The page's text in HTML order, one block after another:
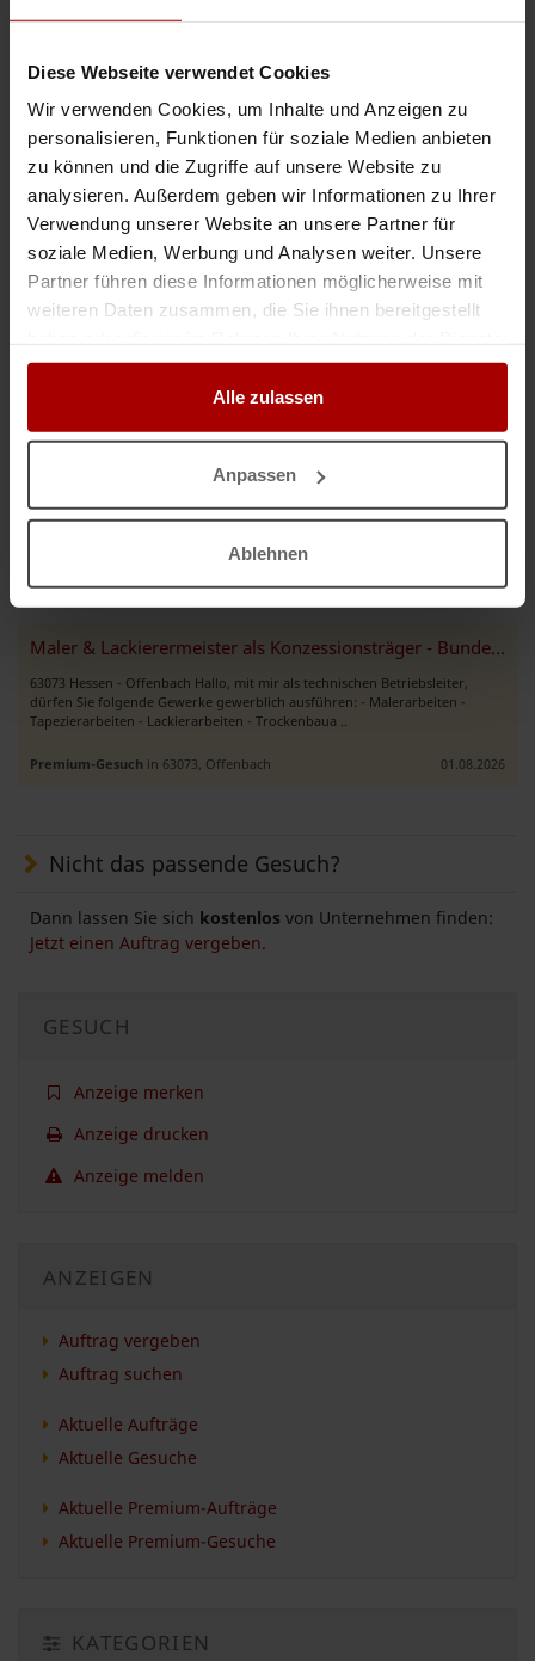
Diese Webseite verwendet Cookies
Wir verwenden Cookies, um Inhalte und Anzeigen zu
personalisieren, Funktionen für soziale Medien anbieten
zu können und die Zugriffe auf unsere Website zu
analysieren. Außerdem geben wir Informationen zu Ihrer
Verwendung unserer Website an unsere Partner für
soziale Medien, Werbung und Analysen weiter. Unsere
Partner führen diese Informationen möglicherweise mit
weiteren Daten zusammen, die Sie ihnen bereitgestellt
gesammelt haben.
Alle zulassen
Anpassen
Ablehnen
Wir sind bereit, neue Aufträge in Frankfurt am Main und Umgebung zu
Gesuch in 60314, Frankfurt
63073 Hessen - Offenbach Hallo, mit mir als technischen Betriebsleiter,
dürfen Sie folgende Gewerke gewerblich ausführen: - Malerarbeiten -
Tapezierarbeiten - Lackierarbeiten - Trockenbaua ..
Premium-Gesuch in 63073, Offenbach 01.08.2026
Weitere Premium-Gesuche
in Deutschland Wir sind VF Group Servis s.r.o., ein slowakisches
Maler & Lackierermeister als Konzessionsträger - Bundesweit
63073 Hessen - Offenbach Hallo, mit mir als technischen Betriebsleiter,
dürfen Sie folgende Gewerke gewerblich ausführen: - Malerarbeiten -
Tapezierarbeiten - Lackierarbeiten - Trockenbaua ..
Premium-Gesuch in 63073, Offenbach 01.08.2026
Nicht das passende Gesuch?
Dann lassen Sie sich kostenlos von Unternehmen finden:
Jetzt einen Auftrag vergeben.
GESUCH
Anzeige merken
Anzeige drucken
Anzeige melden
ANZEIGEN
Auftrag vergeben
Auftrag suchen
Aktuelle Aufträge
Aktuelle Gesuche
Aktuelle Premium-Aufträge
Aktuelle Premium-Gesuche
KATEGORIEN